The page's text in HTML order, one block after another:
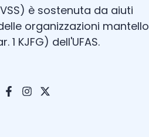
è sostenuta da aiuti
organizzazioni mantello
KJFG) dell'UFAS.